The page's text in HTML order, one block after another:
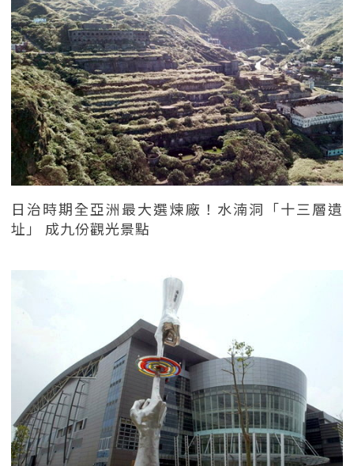
日治時期全亞洲最大選煉廠！水湳洞「十三層遺
址」 成九份觀光景點